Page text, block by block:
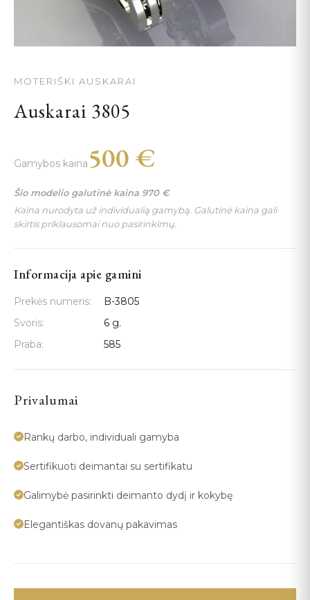
MOTERIŠKI AUSKARAI
Auskarai 3805
Gamybos kaina 500 €
Šio modelio galutinė kaina 970 €
Kaina nurodyta už individualią gamybą. Galutinė kaina gali
skirtis priklausomai nuo pasirinkimų.
Informacija apie gamini
Prekės numeris:
B-3805
Svoris:
6 g.
Praba:
585
Privalumai
Rankų darbo, individuali gamyba
Sertifikuoti deimantai su sertifikatu
Galimybė pasirinkti deimanto dydį ir kokybę
Elegantiškas dovanų pakavimas